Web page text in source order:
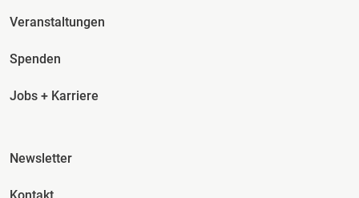
Veranstaltungen
Spenden
Jobs + Karriere
Fusszeile Spalte 3
Newsletter